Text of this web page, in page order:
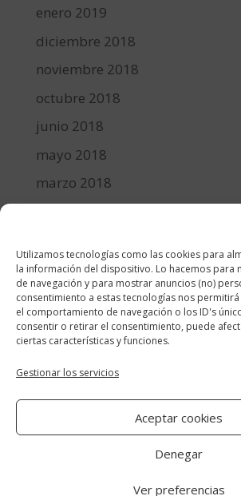
Utilizamos tecnologías como las cookies para
la información del dispositivo. Lo hacemos para
de navegación y para mostrar anuncios (no)
consentimiento a estas tecnologías nos
el comportamiento de navegación o los ID's
consentir o retirar el consentimiento, puede
ciertas características y funciones.
Gestionar los servicios
Aceptar cookies
Denegar
Ver preferencias
enero 2019
diciembre 2018
noviembre 2018
octubre 2018
junio 2018
mayo 2018
marzo 2018
diciembre 2017
Categorías
cocina y recetas
general
lifestyle
manualidades-diy